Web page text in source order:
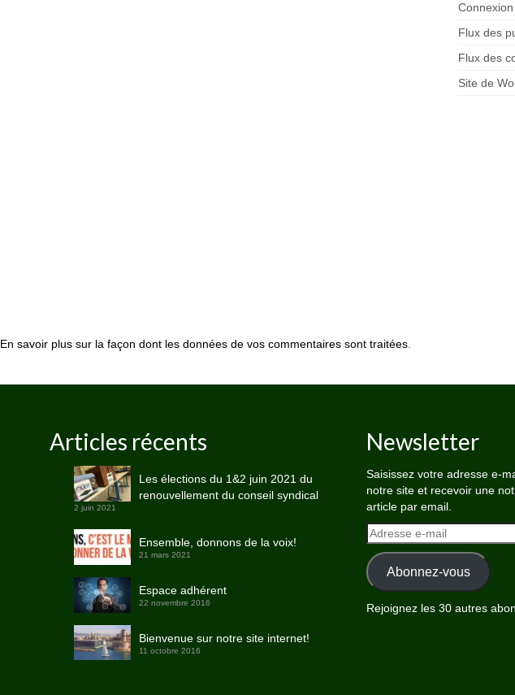
En savoir plus sur la façon dont les données de vos commentaires sont traitées
Connexion
Flux des
Flux des
Site de
Articles récents
Les élections du 1&2 juin 2021 du
renouvellement du conseil syndical
2 juin 2021
Ensemble, donnons de la voix!
21 mars 2021
Espace adhérent
22 novembre 2016
Bienvenue sur notre site internet!
11 octobre 2016
Newsletter
Saisissez votre adresse e-
notre site et recevoir une
article par email.
Adresse
e-
mail
Abonnez-vous
Rejoignez les 30 autres